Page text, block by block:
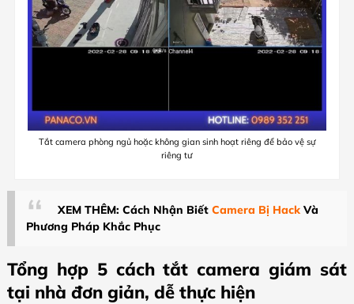
Tắt camera phòng ngủ hoặc không gian sinh hoạt riêng để bảo vệ sự
riêng tư
XEM THÊM: Cách Nhận Biết Camera Bị Hack Và
Phương Pháp Khắc Phục
Tổng hợp 5 cách tắt camera​ giám sát
tại nhà đơn giản, dễ thực hiện